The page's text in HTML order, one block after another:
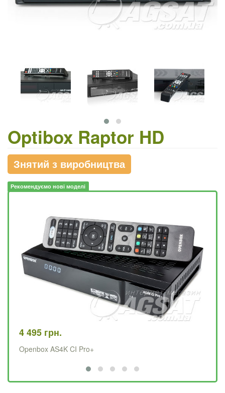
Optibox Raptor HD
Знятий з виробництва
Рекомендуємо нові моделі
4 495 грн.
Openbox AS4K CI Pro+